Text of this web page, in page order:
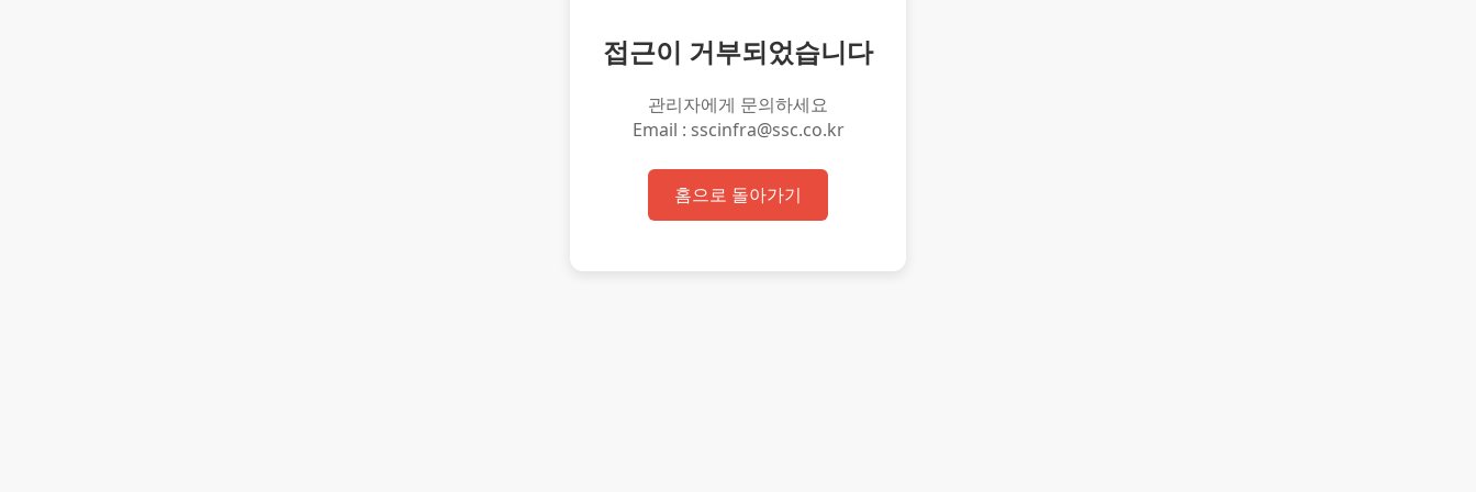
접근이 거부되었습니다
관리자에게 문의하세요
Email : sscinfra@ssc.co.kr
홈으로 돌아가기